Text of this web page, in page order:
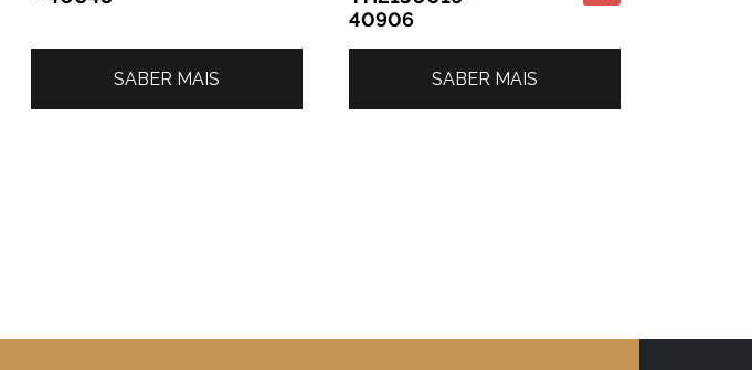
SABER MAIS
40906
SABER MAIS